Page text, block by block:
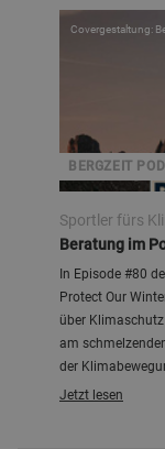
BERGZEIT
Covergestaltung:
Sportler fürs
Beratung im
In Episode #80
Protect Our
über
am
der
Jetzt lesen